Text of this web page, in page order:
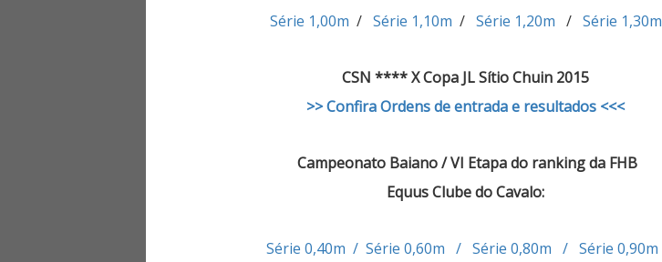
Série 1,00m / Série 1,10m / Série 1,20m / Série 1,30m
CSN **** X Copa JL Sítio Chuin 2015
>> Confira Ordens de entrada e resultados <<<
Campeonato Baiano / VI Etapa do ranking da FHB
Equus Clube do Cavalo:
Série 0,40m / Série 0,60m / Série 0,80m / Série 0,90m